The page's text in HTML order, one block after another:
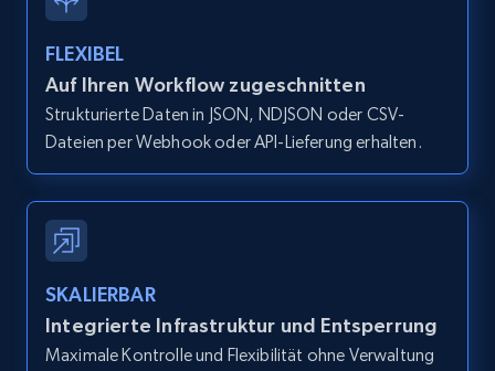
Zillow properties listing information -
Discover by custom filters - location, home
type and status
Zpid, City, State, HomeStatus, Address,
IsListingClaimedByCurrentSignedInUser,
IsCurrentSignedInAgentResponsible, Bedrooms,
and more.
12K+
FLEXIBEL
Auf Ihren Workflow zugeschnitten
Strukturierte Daten in JSON, NDJSON oder CSV-
Dateien per Webhook oder API-Lieferung erhalten.
SKALIERBAR
Integrierte Infrastruktur und Entsperrung
Maximale Kontrolle und Flexibilität ohne Verwaltung